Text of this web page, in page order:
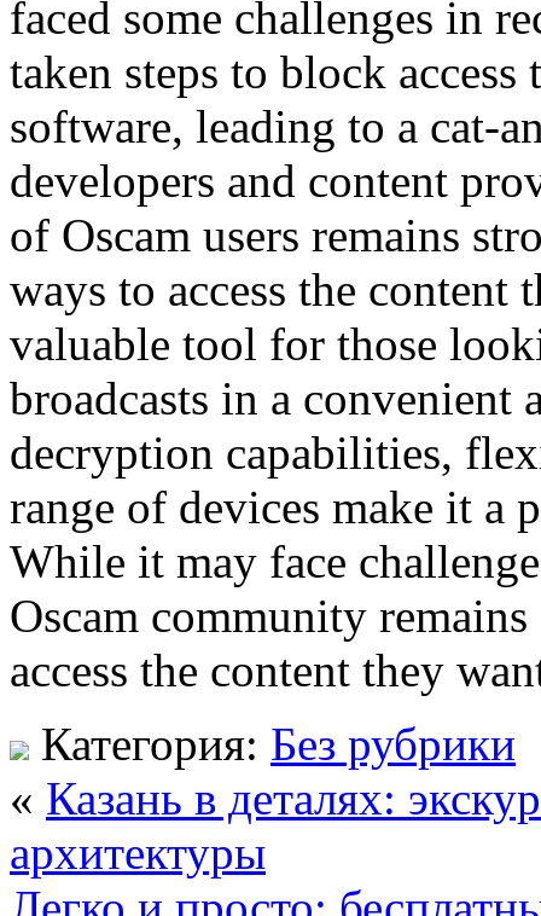
faced some challenges in
taken steps to block
software, leading to a cat-
developers and content
of Oscam users remains
ways to access the content
valuable tool for those
broadcasts in a convenient
decryption capabilities,
range of devices make it a
While it may face
Oscam community
access the content they
Категория: Без рубрики
« Казань в деталях:
архитектуры